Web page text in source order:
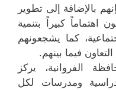
بالإضافة إلى تطوير
اهتماماً كبيراً بتنمية
كما يشجعونهم
فيما بينهم.
الفروانية، يركز
ومدرسات لكل